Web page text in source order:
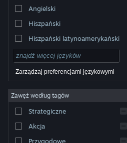
© Valve Corporation. Wszelkie prawa zastrzeżone.
właścicieli w Stanach Zjednoczonych i innych krajach.
dostępu
Umowa użytkownika Steam
pieniędzy |Ciasteczka
Angielski
Hiszpański
Hiszpański latynoamerykański
Zarządzaj preferencjami językowymi
Zawęź według tagów
Strategiczne
Akcja
Przygodowe